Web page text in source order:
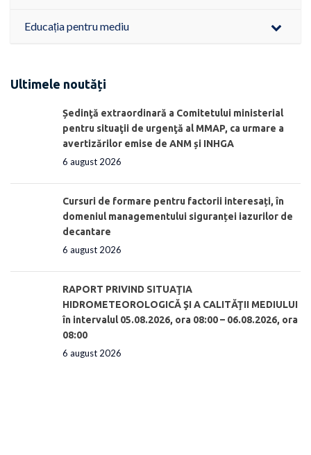
Educația pentru mediu
Ultimele noutăți
Ședinţă extraordinară a Comitetului ministerial
pentru situaţii de urgenţă al MMAP, ca urmare a
avertizărilor emise de ANM și INHGA
6 august 2026
Cursuri de formare pentru factorii interesați, în
domeniul managementului siguranței iazurilor de
decantare
6 august 2026
RAPORT PRIVIND SITUAŢIA
HIDROMETEOROLOGICĂ ŞI A CALITĂŢII MEDIULUI
în intervalul 05.08.2026, ora 08:00 – 06.08.2026, ora
08:00
6 august 2026